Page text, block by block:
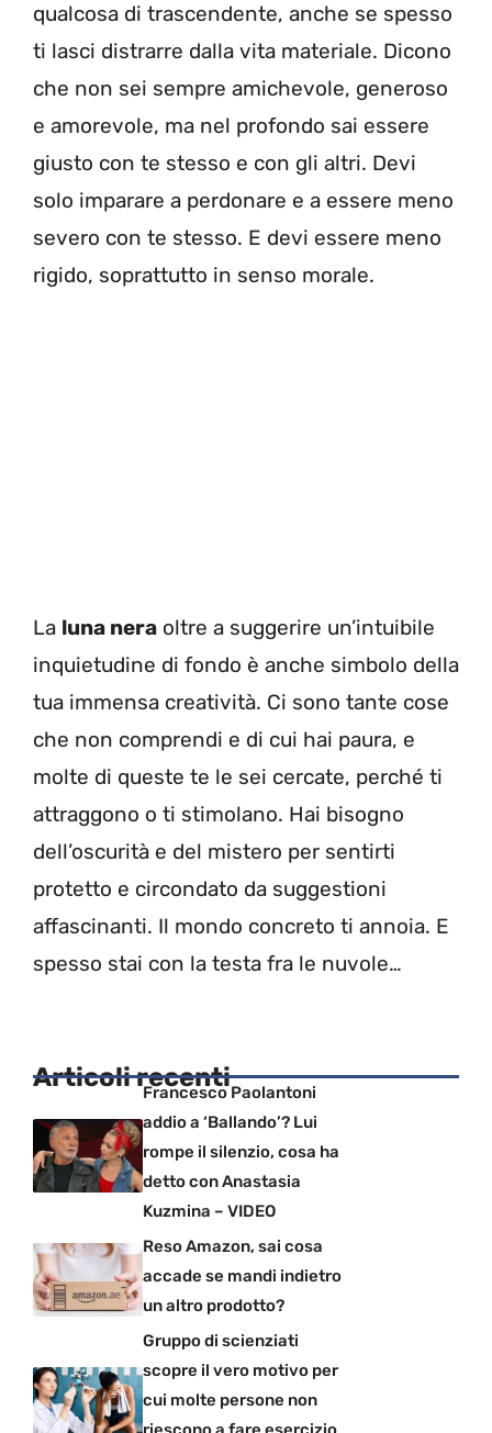
qualcosa di trascendente, anche se spesso
ti lasci distrarre dalla vita materiale. Dicono
che non sei sempre amichevole, generoso
e amorevole, ma nel profondo sai essere
giusto con te stesso e con gli altri. Devi
solo imparare a perdonare e a essere meno
severo con te stesso. E devi essere meno
rigido, soprattutto in senso morale.
La luna nera oltre a suggerire un’intuibile
inquietudine di fondo è anche simbolo della
tua immensa creatività. Ci sono tante cose
che non comprendi e di cui hai paura, e
molte di queste te le sei cercate, perché ti
attraggono o ti stimolano. Hai bisogno
dell’oscurità e del mistero per sentirti
protetto e circondato da suggestioni
affascinanti. Il mondo concreto ti annoia. E
spesso stai con la testa fra le nuvole…
Articoli recentiFrancesco Paolantoni
addio a ‘Ballando’? Lui
rompe il silenzio, cosa ha
detto con Anastasia
Kuzmina – VIDEO
Reso Amazon, sai cosa
accade se mandi indietro
un altro prodotto?
Gruppo di scienziati
scopre il vero motivo per
cui molte persone non